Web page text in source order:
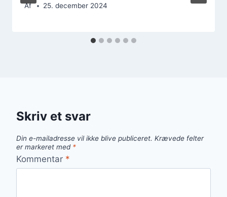
Af 25. december 2024
Skriv et svar
Din e-mailadresse vil ikke blive publiceret. Krævede felter
er markeret med *
Kommentar *